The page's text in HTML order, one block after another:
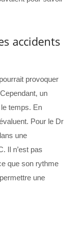
accidents
provoquer
un
temps. En
Pour le Dr
une
Il n’est pas
que son rythme
une